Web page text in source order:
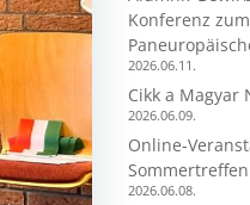
Konferenz
2026.06.11.
Cikk a Magyar
2026.06.09.
Online-
2026.06.08.